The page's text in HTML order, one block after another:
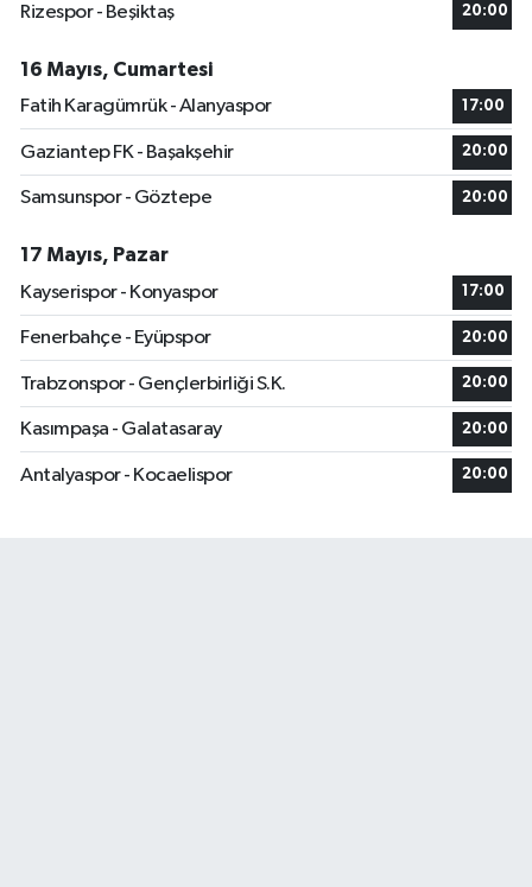
Rizespor - Beşiktaş
20:00
16 Mayıs, Cumartesi
Fatih Karagümrük - Alanyaspor
17:00
Gaziantep FK - Başakşehir 20:00
Samsunspor - Göztepe 20:00
17 Mayıs, Pazar
Kayserispor - Konyaspor
17:00
Fenerbahçe - Eyüpspor 20:00
Trabzonspor - Gençlerbirliği S.K. 20:00
Kasımpaşa - Galatasaray 20:00
Antalyaspor - Kocaelispor 20:00